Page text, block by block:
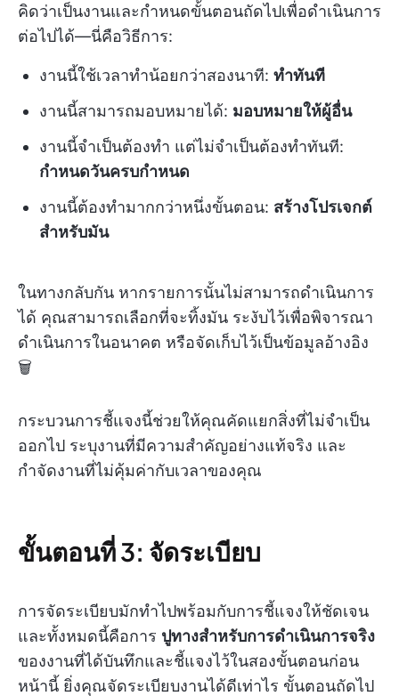
คิดว่าเป็นงานและกำหนดขั้นตอนถัดไปเพื่อดำเนินการ
ต่อไปได้—นี่คือวิธีการ:
งานนี้ใช้เวลาทำน้อยกว่าสองนาที: ทำทันที
งานนี้สามารถมอบหมายได้: มอบหมายให้ผู้อื่น
งานนี้จำเป็นต้องทำ แต่ไม่จำเป็นต้องทำทันที:
กำหนดวันครบกำหนด
งานนี้ต้องทำมากกว่าหนึ่งขั้นตอน: สร้างโปรเจกต์
สำหรับมัน
ในทางกลับกัน หากรายการนั้นไม่สามารถดำเนินการ
ได้ คุณสามารถเลือกที่จะทิ้งมัน ระงับไว้เพื่อพิจารณา
ดำเนินการในอนาคต หรือจัดเก็บไว้เป็นข้อมูลอ้างอิง
🗑️
กระบวนการชี้แจงนี้ช่วยให้คุณคัดแยกสิ่งที่ไม่จำเป็น
ออกไป ระบุงานที่มีความสำคัญอย่างแท้จริง และ
กำจัดงานที่ไม่คุ้มค่ากับเวลาของคุณ
ขั้นตอนที่ 3: จัดระเบียบ
การจัดระเบียบมักทำไปพร้อมกับการชี้แจงให้ชัดเจน
และทั้งหมดนี้คือการ ปูทางสำหรับการดำเนินการจริง
ของงานที่ได้บันทึกและชี้แจงไว้ในสองขั้นตอนก่อน
หน้านี้ ยิ่งคุณจัดระเบียบงานได้ดีเท่าไร ขั้นตอนถัดไป